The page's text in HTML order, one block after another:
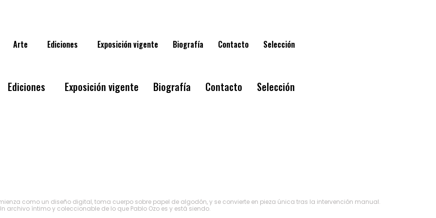
Arte Ediciones Exposición vigente Biografía Contacto Selección
Ediciones Exposición vigente Biografía Contacto Selección
como un diseño digital, toma cuerpo sobre papel de algodón, y se convierte en pieza única tras la intervención manual.
archivo íntimo y coleccionable de lo que Pablo Ozo es y está siendo.